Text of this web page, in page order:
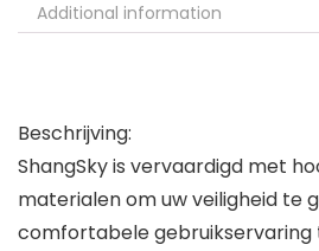
Additional information
Beschrijving:
ShangSky is vervaardigd met
materialen om uw veiligheid te
comfortabele gebruikservaring